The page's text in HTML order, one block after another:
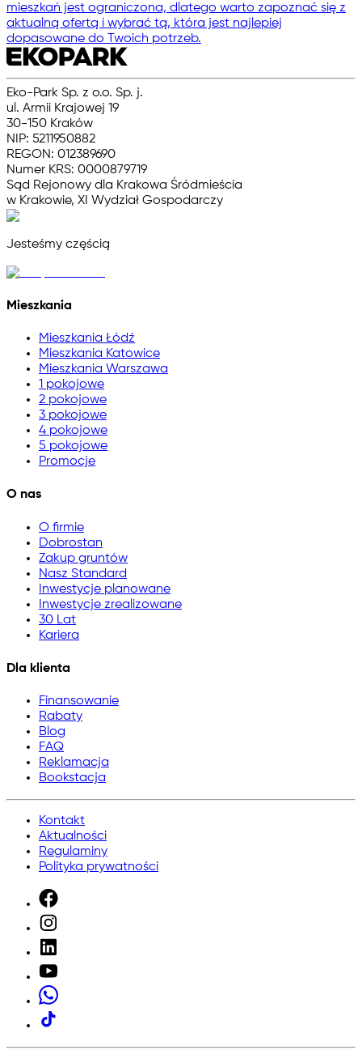
mieszkań jest ograniczona, dlatego warto zapoznać się z
aktualną ofertą i wybrać tą, która jest najlepiej
dopasowane do Twoich potrzeb.
Eko-Park Sp. z o.o. Sp. j.
ul. Armii Krajowej 19
30-150 Kraków
NIP: 5211950882
REGON: 012389690
Numer KRS: 0000879719
Sąd Rejonowy dla Krakowa Śródmieścia
w Krakowie, XI Wydział Gospodarczy
Jesteśmy częścią
Mieszkania
Mieszkania Łódź
Mieszkania Katowice
Mieszkania Warszawa
1 pokojowe
2 pokojowe
3 pokojowe
4 pokojowe
5 pokojowe
Promocje
O nas
O firmie
Dobrostan
Zakup gruntów
Nasz Standard
Inwestycje planowane
Inwestycje zrealizowane
30 Lat
Kariera
Dla klienta
Finansowanie
Rabaty
Blog
FAQ
Reklamacja
Bookstacja
Kontakt
Aktualności
Regulaminy
Polityka prywatności